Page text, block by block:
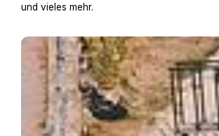
und vieles mehr.
Hausboot mit Hund